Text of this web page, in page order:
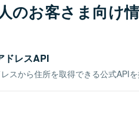
のお客さま向け
ドレスAPI
スから住所を取得できる公式APIを